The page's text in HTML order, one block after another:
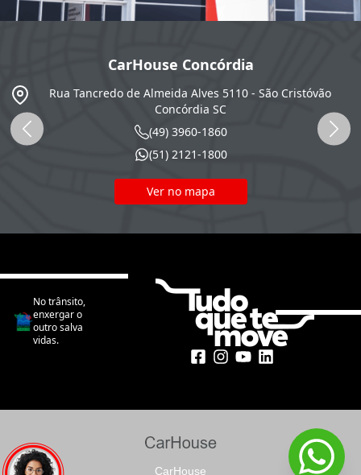
CarHouse Concórdia
Rua Tancredo de Almeida Alves 5110 - São Cristóvão
Concórdia SC
(49) 3960-1860
(51) 2121-1800
Ver no mapa
No trânsito,
enxergar o
outro salva
vidas.
CarHouse